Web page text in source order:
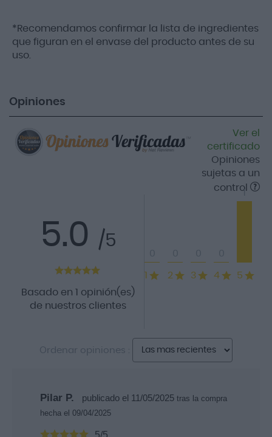
*Recomendamos confirmar la lista de ingredientes
que figuran en el envase del producto antes de su
uso.
Opiniones
Ver el
certificado
Opiniones
sujetas a un
control
5.0 /5
Basado en 1 opinión(es)
de nuestros clientes
1 2 3 4 5
1
Ordenar opiniones :
Pilar P. publicado el 11/05/2025 tras la compra
hecha el 09/04/2025
5/5